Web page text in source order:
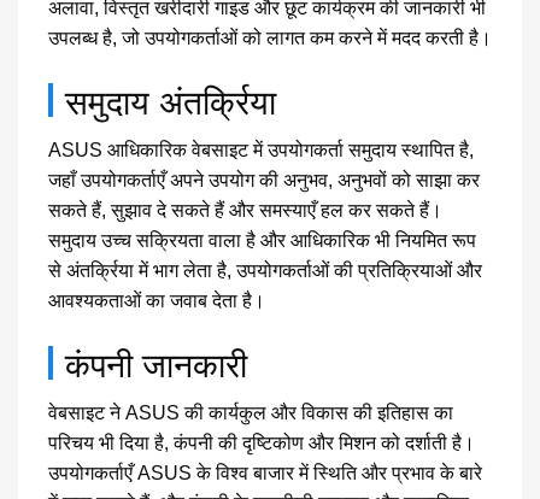
अलावा, विस्तृत खरीदारी गाइड और छूट कार्यक्रम की जानकारी भी
उपलब्ध है, जो उपयोगकर्ताओं को लागत कम करने में मदद करती है।
समुदाय अंतर्क्रिया
ASUS आधिकारिक वेबसाइट में उपयोगकर्ता समुदाय स्थापित है,
जहाँ उपयोगकर्ताएँ अपने उपयोग की अनुभव, अनुभवों को साझा कर
सकते हैं, सुझाव दे सकते हैं और समस्याएँ हल कर सकते हैं।
समुदाय उच्च सक्रियता वाला है और आधिकारिक भी नियमित रूप
से अंतर्क्रिया में भाग लेता है, उपयोगकर्ताओं की प्रतिक्रियाओं और
आवश्यकताओं का जवाब देता है।
कंपनी जानकारी
वेबसाइट ने ASUS की कार्यकुल और विकास की इतिहास का
परिचय भी दिया है, कंपनी की दृष्टिकोण और मिशन को दर्शाती है।
उपयोगकर्ताएँ ASUS के विश्व बाजार में स्थिति और प्रभाव के बारे